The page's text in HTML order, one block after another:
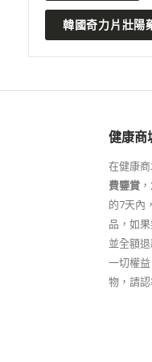
韓國奇力片壯陽
健康商
在健康
費鑒賞
的7天內
品，如
並全額
一切權
物，請